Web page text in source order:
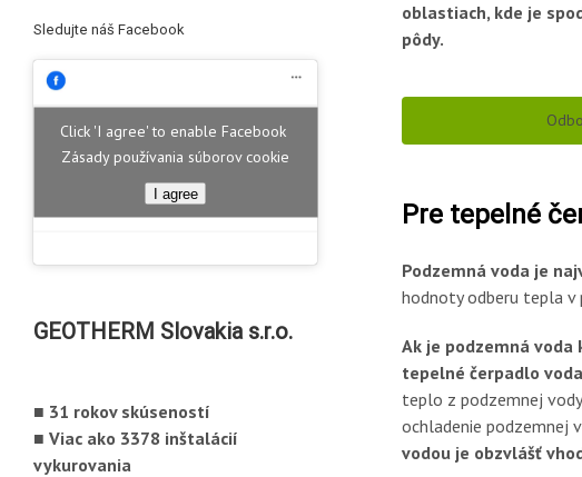
oblastiach, kde je
pôdy.
Pre tepelné
Podzemná voda je
hodnoty odberu tepla
Ak je podzemná
tepelné čerpadlo
teplo z podzemnej
ochladenie podzemnej
vodou je obzvlášť
Sledujte náš Facebook
Click 'I agree' to enable Facebook
Zásady používania súborov cookie
I agree
GEOTHERM Slovakia s.r.o.
■ 31 rokov skúseností
■ Viac ako 3378 inštalácií
vykurovania